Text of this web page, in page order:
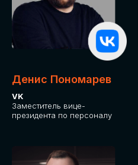
Денис Пономарев
VK
Заместитель вице-
президента по персоналу